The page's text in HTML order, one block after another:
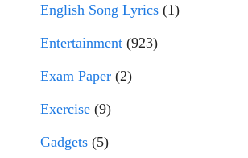
English Song Lyrics (1)
Entertainment (923)
Exam Paper (2)
Exercise (9)
Gadgets (5)